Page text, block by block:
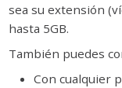
sea su extensión
hasta 5GB.
También puedes
Con cualquier